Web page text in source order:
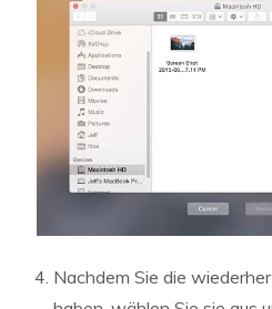
Nachdem Sie die